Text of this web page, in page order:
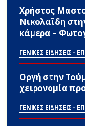
Χρήστος
Νικολαΐδη
κάμερα –
ΓΕΝΙΚΕΣ ΕΙΔΗΣΕΙΣ -
Οργή στην
χειρονομία
ΓΕΝΙΚΕΣ ΕΙΔΗΣΕΙΣ -